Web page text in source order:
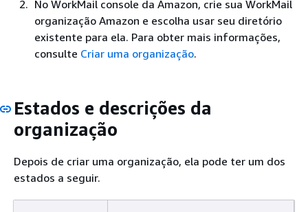
No WorkMail console da Amazon, crie sua WorkMail
organização Amazon e escolha usar seu diretório
existente para ela. Para obter mais informações,
consulte Criar uma organização.
Estados e descrições da
organização
Depois de criar uma organização, ela pode ter um dos
estados a seguir.